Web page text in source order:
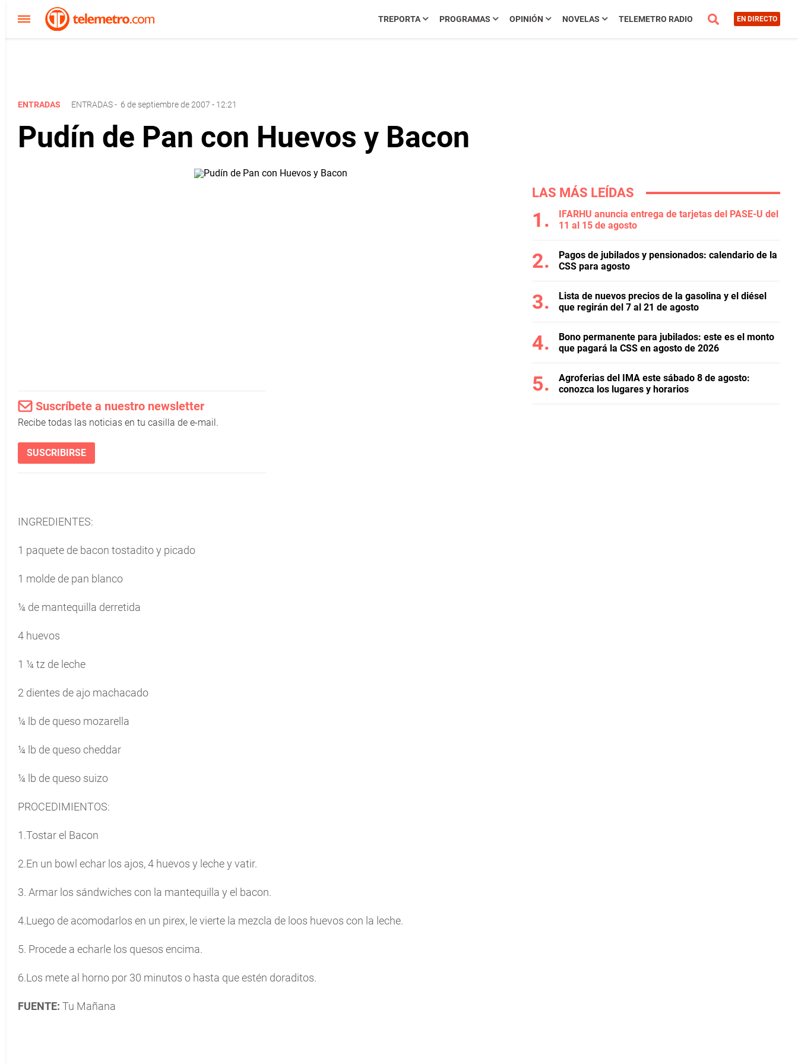
TREPORTA PROGRAMAS OPINIÓN NOVELAS TELEMETRO RADIO EN DIRECTO
ENTRADAS ENTRADAS- 6 de septiembre de 2007 - 12:21
Pudín de Pan con Huevos y Bacon
Suscríbete a nuestro newsletter
Recibe todas las noticias en tu casilla de e-mail.
SUSCRIBIRSE
INGREDIENTES:
1 paquete de bacon tostadito y picado
1 molde de pan blanco
¼ de mantequilla derretida
4 huevos
1 ¼ tz de leche
2 dientes de ajo machacado
¼ lb de queso mozarella
¼ lb de queso cheddar
¼ lb de queso suizo
PROCEDIMIENTOS:
1.Tostar el Bacon
2.En un bowl echar los ajos, 4 huevos y leche y vatir.
3. Armar los sándwiches con la mantequilla y el bacon.
4.Luego de acomodarlos en un pirex, le vierte la mezcla de loos huevos con la leche.
5. Procede a echarle los quesos encima.
6.Los mete al horno por 30 minutos o hasta que estén doraditos.
FUENTE: Tu Mañana
LAS MÁS LEÍDAS
IFARHU anuncia entrega de tarjetas del PASE-U del
11 al 15 de agosto
Pagos de jubilados y pensionados: calendario de la
CSS para agosto
Lista de nuevos precios de la gasolina y el diésel
que regirán del 7 al 21 de agosto
Bono permanente para jubilados: este es el monto
que pagará la CSS en agosto de 2026
Agroferias del IMA este sábado 8 de agosto:
conozca los lugares y horarios